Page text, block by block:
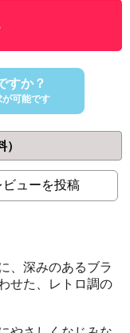
すか？
可能です
ビューを投稿
、深みのあるブラ
せた、レトロ調の